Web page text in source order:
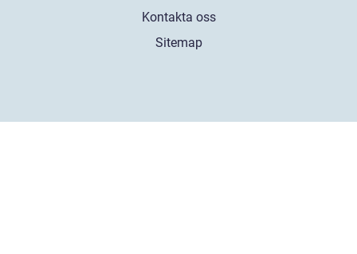
Kontakta oss
Sitemap